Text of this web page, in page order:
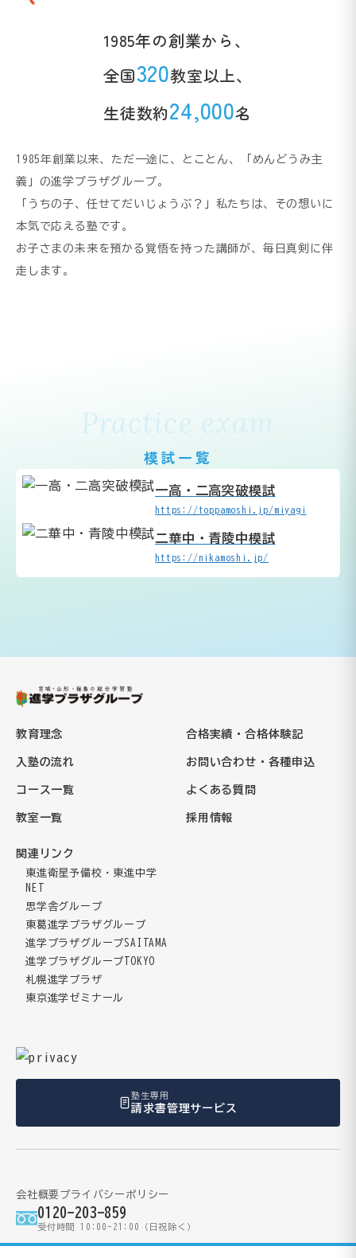
1985年の創業から、
全国320教室以上、
生徒数約24,000名
1985年創業以来、ただ一途に、とことん、「めんどうみ主
義」の進学プラザグループ。
「うちの子、任せてだいじょうぶ？」私たちは、その想いに
本気で応える塾です。
お子さまの未来を預かる覚悟を持った講師が、毎日真剣に伴
走します。
Practice exam
模試一覧
一高・二高突破模試
https://toppamoshi.jp/miyagi
二華中・青陵中模試
https://nikamoshi.jp/
教育理念
入塾の流れ
コース一覧
教室一覧
合格実績・合格体験記
お問い合わせ・各種申込
よくある質問
採用情報
関連リンク
東進衛星予備校・東進中学
NET
思学舎グループ
東葛進学プラザグループ
進学プラザグループSAITAMA
進学プラザグループTOKYO
札幌進学プラザ
東京進学ゼミナール
塾生専用
請求書管理サービス
会社概要プライバシーポリシー
0120-203-859
受付時間 10:00-21:00（日祝除く）